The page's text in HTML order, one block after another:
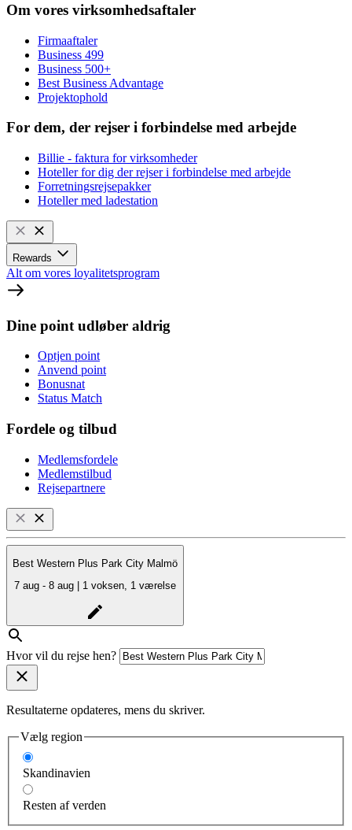
Om vores virksomhedsaftaler
Firmaaftaler
Business 499
Business 500+
Best Business Advantage
Projektophold
For dem, der rejser i forbindelse med arbejde
Billie - faktura for virksomheder
Hoteller for dig der rejser i forbindelse med arbejde
Forretningsrejsepakker
Hoteller med ladestation
Rewards
Alt om vores loyalitetsprogram
Dine point udløber aldrig
Optjen point
Anvend point
Bonusnat
Status Match
Fordele og tilbud
Medlemsfordele
Medlemstilbud
Rejsepartnere
Best Western Plus Park City Malmö
7 aug - 8 aug | 1 voksen, 1 værelse
Hvor vil du rejse hen?
Resultaterne opdateres, mens du skriver.
Vælg region
Skandinavien
Resten af verden